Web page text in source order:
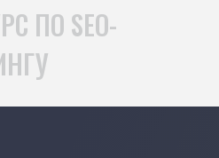
ПО SEO-